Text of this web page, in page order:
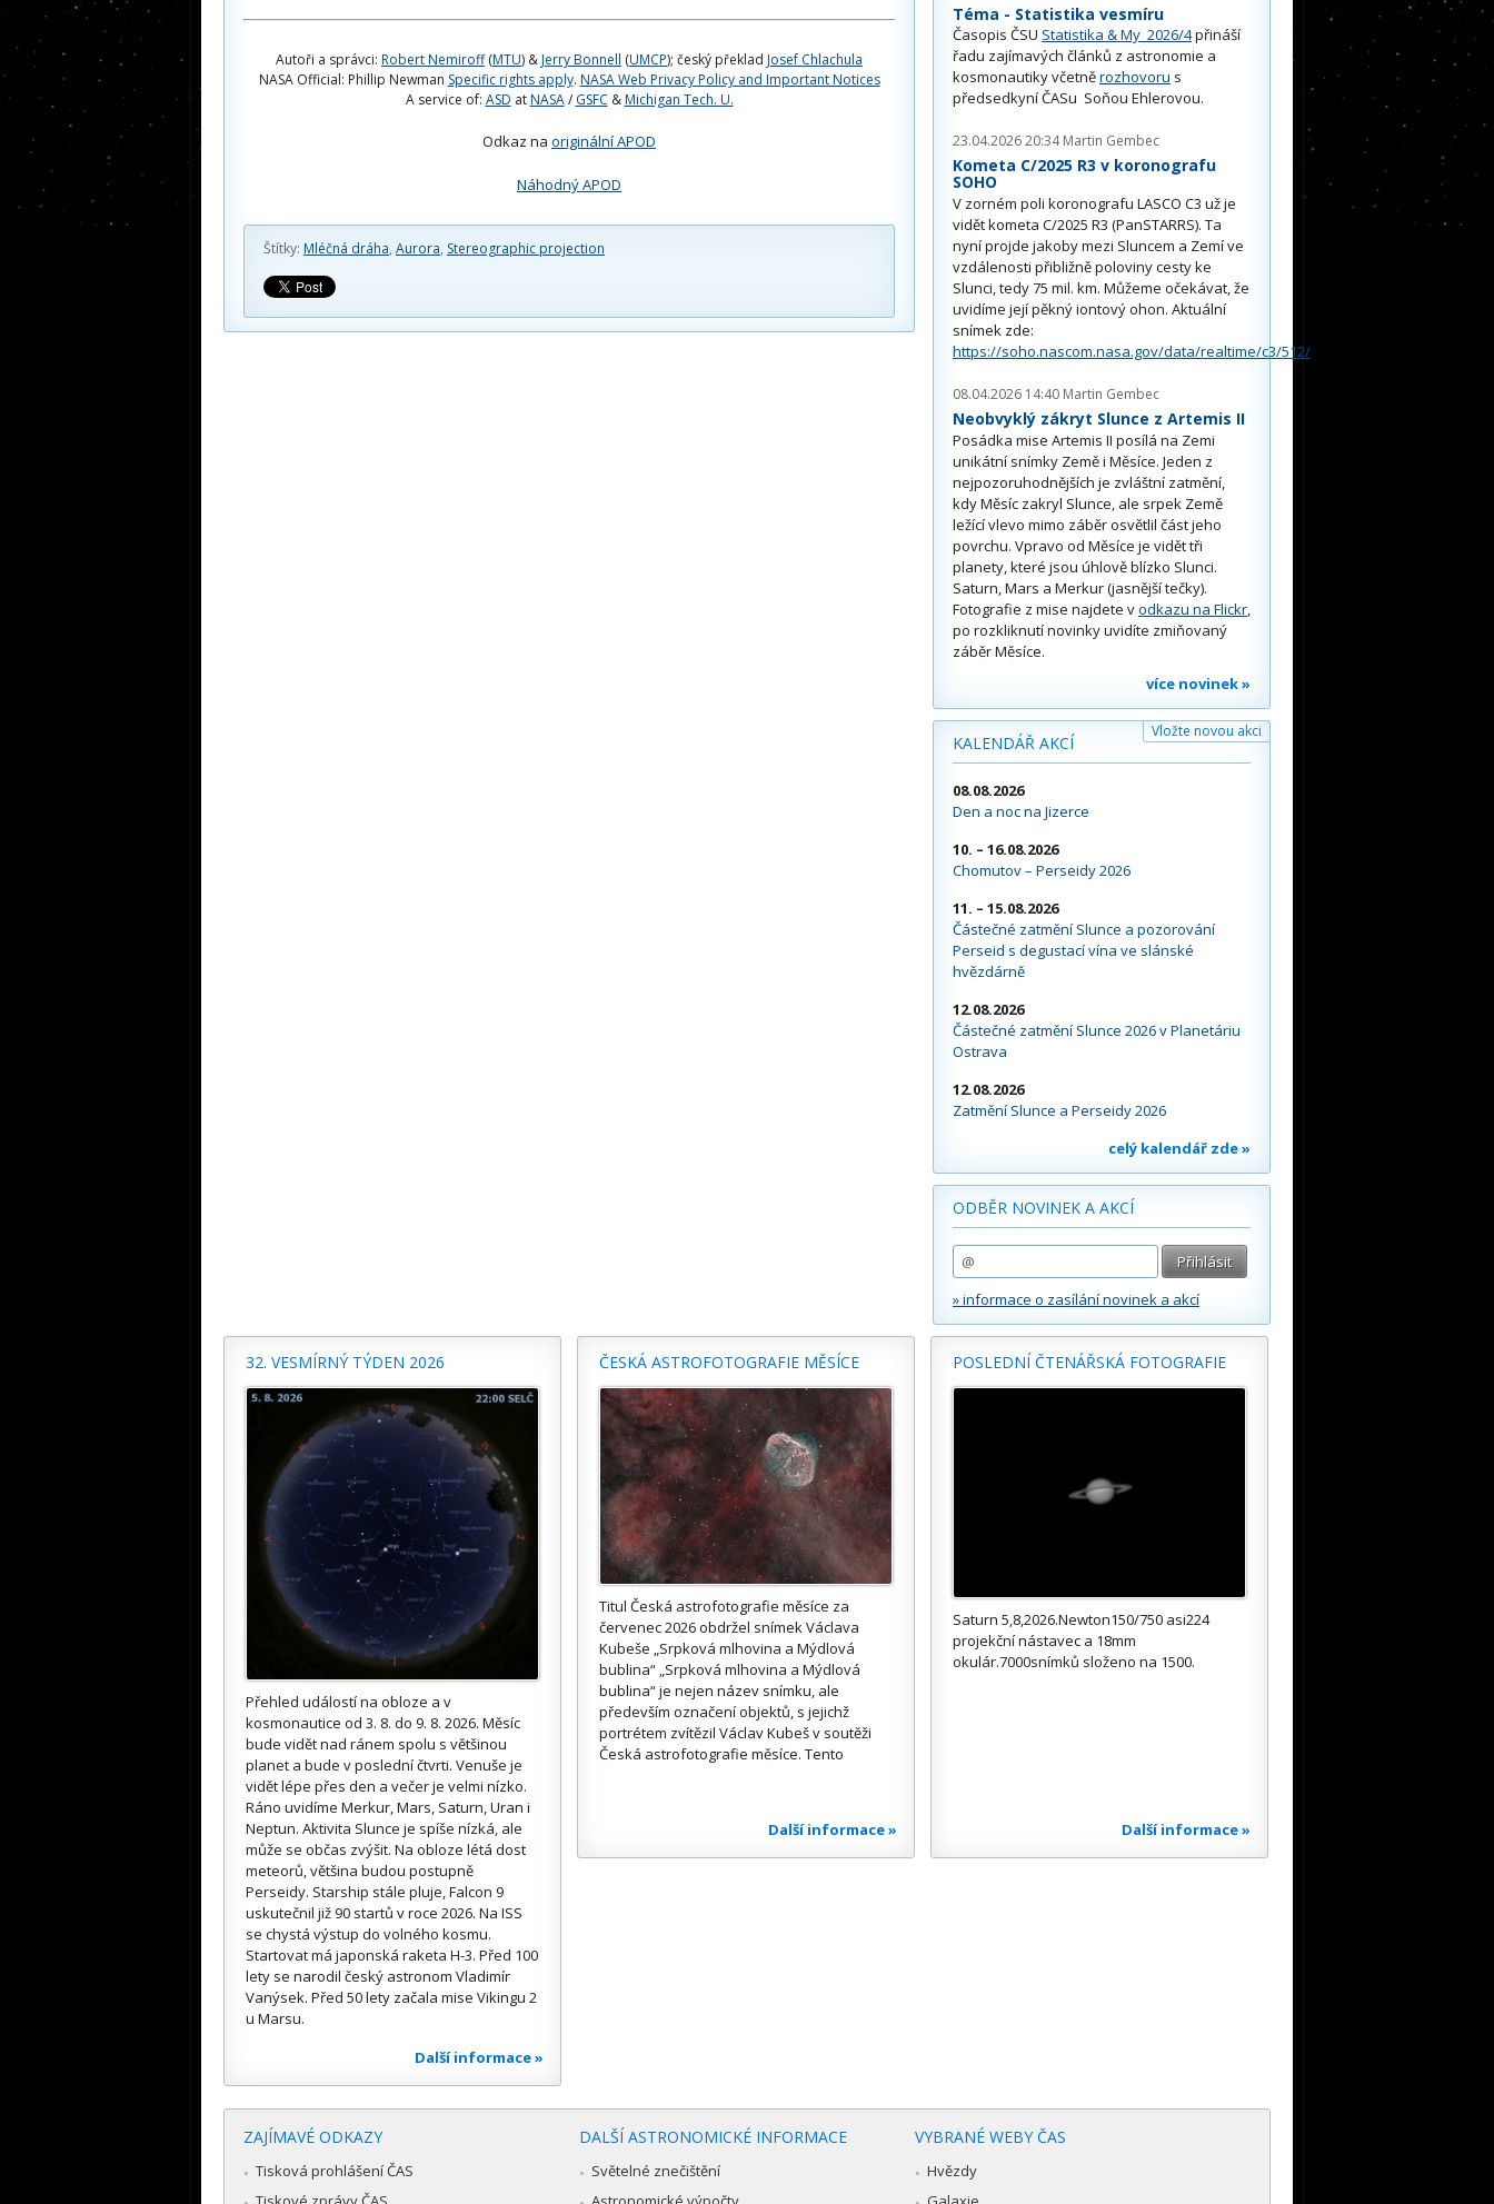
Autoři a správci: Robert Nemiroff(MTU) &Jerry Bonnell (UMCP); český překlad Josef Chlachula
NASA Official: Phillip Newman Specific rights apply. NASA Web Privacy Policy and Important Notices
A service of: ASD atNASA/ GSFC &Michigan Tech. U.
Odkaz na originální APOD
Náhodný APOD
Štítky: Mléčná dráha, Aurora, Stereographic projection
Téma - Statistika vesmíru
Časopis ČSU Statistika & My 2026/4přináší
řadu zajímavých článků z astronomie a
kosmonautiky včetněrozhovoru s
předsedkyní ČASu Soňou Ehlerovou.
23.04.2026 20:34 Martin Gembec
Kometa C/2025 R3 v koronografu
SOHO
V zorném poli koronografu LASCO C3 už je
vidět kometa C/2025 R3 (PanSTARRS). Ta
nyní projde jakoby mezi Sluncem a Zemí ve
vzdálenosti přibližně poloviny cesty ke
Slunci, tedy 75 mil. km. Můžeme očekávat, že
uvidíme její pěkný iontový ohon. Aktuální
snímek zde:
https://soho.nascom.nasa.gov/data/realtime/c3/512/
08.04.2026 14:40 Martin Gembec
Neobvyklý zákryt Slunce z Artemis II
Posádka mise Artemis II posílá na Zemi
unikátní snímky Země i Měsíce. Jeden z
nejpozoruhodnějších je zvláštní zatmění,
kdy Měsíc zakryl Slunce, ale srpek Země
ležící vlevo mimo záběr osvětlil část jeho
povrchu. Vpravo od Měsíce je vidět tři
planety, které jsou úhlově blízko Slunci.
Saturn, Mars a Merkur (jasnější tečky).
Fotografie z mise najdete vodkazu na Flickr,
po rozkliknutí novinky uvidíte zmiňovaný
záběr Měsíce.
více novinek »
KALENDÁŘ AKCÍ
Vložte novou akci
08.08.2026
Den a noc na Jizerce
10. – 16.08.2026
Chomutov – Perseidy 2026
11. – 15.08.2026
Částečné zatmění Slunce a pozorování
Perseid s degustací vína ve slánské
hvězdárně
12.08.2026
Částečné zatmění Slunce 2026 v Planetáriu
Ostrava
12.08.2026
Zatmění Slunce a Perseidy 2026
celý kalendář zde »
ODBĚR NOVINEK A AKCÍ
» informace o zasílání novinek a akcí
32. VESMÍRNÝ TÝDEN 2026
Přehled událostí na obloze a v
kosmonautice od 3. 8. do 9. 8. 2026. Měsíc
bude vidět nad ránem spolu s většinou
planet a bude v poslední čtvrti. Venuše je
vidět lépe přes den a večer je velmi nízko.
Ráno uvidíme Merkur, Mars, Saturn, Uran i
Neptun. Aktivita Slunce je spíše nízká, ale
může se občas zvýšit. Na obloze létá dost
meteorů, většina budou postupně
Perseidy. Starship stále pluje, Falcon 9
uskutečnil již 90 startů v roce 2026. Na ISS
se chystá výstup do volného kosmu.
Startovat má japonská raketa H-3. Před 100
lety se narodil český astronom Vladimír
Vanýsek. Před 50 lety začala mise Vikingu 2
u Marsu.
Další informace »
ČESKÁ ASTROFOTOGRAFIE MĚSÍCE
Titul Česká astrofotografie měsíce za
červenec 2026 obdržel snímek Václava
Kubeše „Srpková mlhovina a Mýdlová
bublina“ „Srpková mlhovina a Mýdlová
bublina“ je nejen název snímku, ale
především označení objektů, s jejichž
portrétem zvítězil Václav Kubeš v soutěži
Česká astrofotografie měsíce. Tento
Další informace »
POSLEDNÍ ČTENÁŘSKÁ FOTOGRAFIE
Saturn 5,8,2026.Newton150/750 asi224
projekční nástavec a 18mm
okulár.7000snímků složeno na 1500.
Další informace »
ZAJÍMAVÉ ODKAZY
Tisková prohlášení ČAS
DALŠÍ ASTRONOMICKÉ INFORMACE
Světelné znečištění
VYBRANÉ WEBY ČAS
Hvězdy